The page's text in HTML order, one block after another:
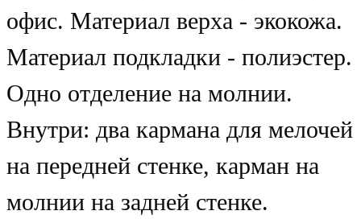
офис. Материал верха - экокожа.
Материал подкладки - полиэстер.
Одно отделение на молнии.
Внутри: два кармана для мелочей
на передней стенке, карман на
молнии на задней стенке.